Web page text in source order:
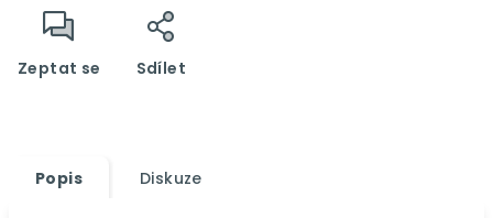
Zeptat se Sdílet
Popis Diskuze